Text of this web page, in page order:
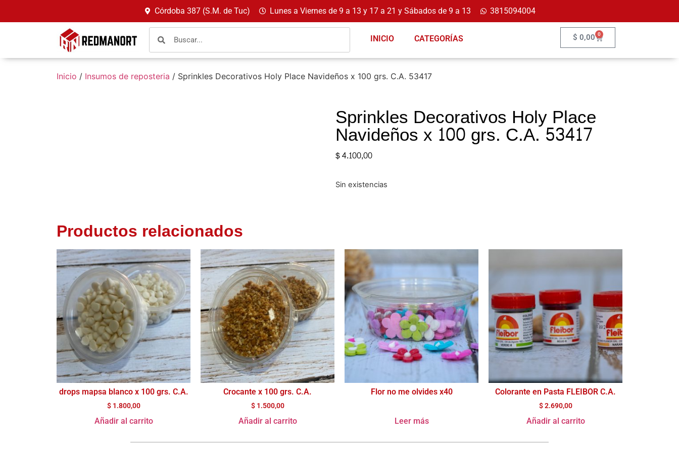
Córdoba 387 (S.M. de Tuc) Lunes a Viernes de 9 a 13 y 17 a 21 y Sábados de 9 a 13 3815094004
INICIO CATEGORÍAS $ 0,00 0
Inicio / Insumos de reposteria / Sprinkles Decorativos Holy Place Navideños x 100 grs. C.A. 53417
Sprinkles Decorativos Holy Place
Navideños x 100 grs. C.A. 53417
$4.100,00
Sin existencias
Productos relacionados
drops mapsa blanco x 100 grs. C.A.
$1.800,00
Añadir al carrito
Crocante x 100 grs. C.A.
$1.500,00
Añadir al carrito
Flor no me olvides x40
Leer más
Colorante en Pasta FLEIBOR C.A.
$2.690,00
Añadir al carrito